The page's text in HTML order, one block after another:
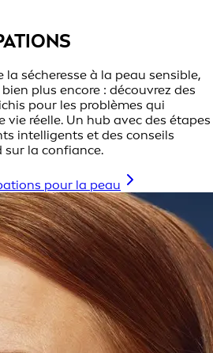
la sécheresse à la peau sensible,
plus encore : découvrez des
pour les problèmes qui
réelle. Un hub avec des étapes
intelligents et des conseils
sur la confiance.
pour la peau